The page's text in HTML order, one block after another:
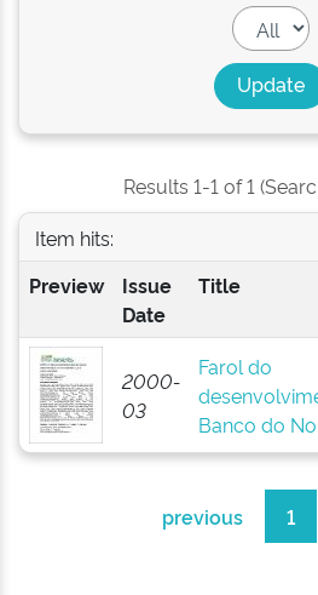
Results 1-1 of 1
Item hits:
Preview
Issue
Date
Title
2000-
03
Farol do
Banco do
previous 1